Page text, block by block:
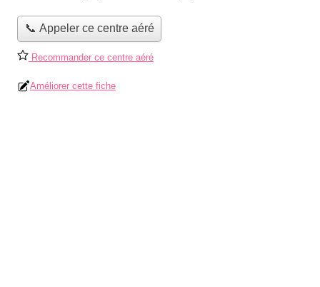
📞 Appeler ce centre aéré
Recommander ce centre aéré
Améliorer cette fiche